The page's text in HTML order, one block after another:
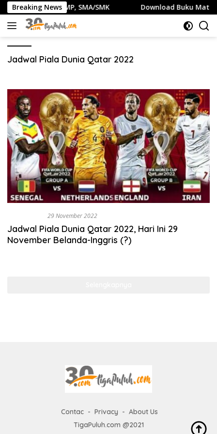
Langsung
ke
konten
Breaking News
SD, SMP, SMA/SMK Download Buku
Jadwal Piala Dunia Qatar 2022
29 November 2022
Jadwal Piala Dunia Qatar 2022, Hari Ini 29
November Belanda-Inggris (?)
Contac Privacy
About Us
TigaPuluh.com @2021